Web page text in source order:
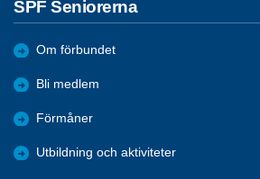
SPF Seniorerna
Om förbundet
Bli medlem
Förmåner
Utbildning och aktiviteter